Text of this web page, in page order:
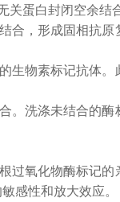
关蛋白封闭空余结
合，形成固相抗
生物素标记抗体
。洗涤未结合的酶
过氧化物酶标记
感性和放大效应。